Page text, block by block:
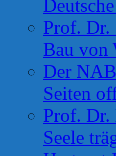
Prof. Dr.
Bau von
Der
Seiten
Prof. Dr.
Seele